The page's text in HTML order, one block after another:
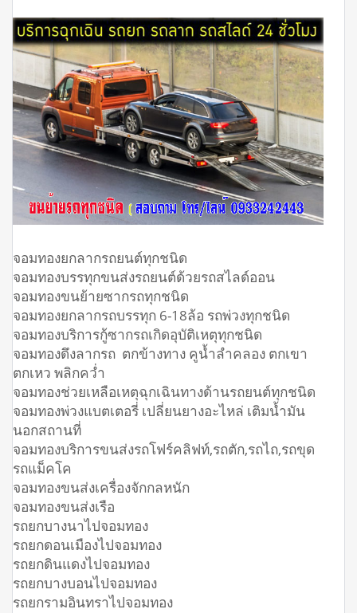
จอมทองยกลากรถยนต์ทุกชนิด
จอมทองบรรทุกขนส่งรถยนต์ด้วยรถสไลด์ออน
จอมทองขนย้ายซากรถทุกชนิด
จอมทองยกลากรถบรรทุก 6-18ล้อ รถพ่วงทุกชนิด
จอมทองบริการกู้ซากรถเกิดอุบัติเหตุทุกชนิด
จอมทองดึงลากรถ ตกข้างทาง คูน้ำลำคลอง ตกเขา
ตกเหว พลิกคว่ำ
จอมทองช่วยเหลือเหตุฉุกเฉินทางด้านรถยนต์ทุกชนิด
จอมทองพ่วงแบตเตอรี่ เปลี่ยนยางอะไหล่ เติมน้ำมัน
นอกสถานที่
จอมทองบริการขนส่งรถโฟร์คลิฟท์,รถตัก,รถไถ,รถขุด
รถแม็คโค
จอมทองขนส่งเครื่องจักกลหนัก
จอมทองขนส่งเรือ
รถยกบางนาไปจอมทอง
รถยกดอนเมืองไปจอมทอง
รถยกดินแดงไปจอมทอง
รถยกบางบอนไปจอมทอง
รถยกรามอินทราไปจอมทอง